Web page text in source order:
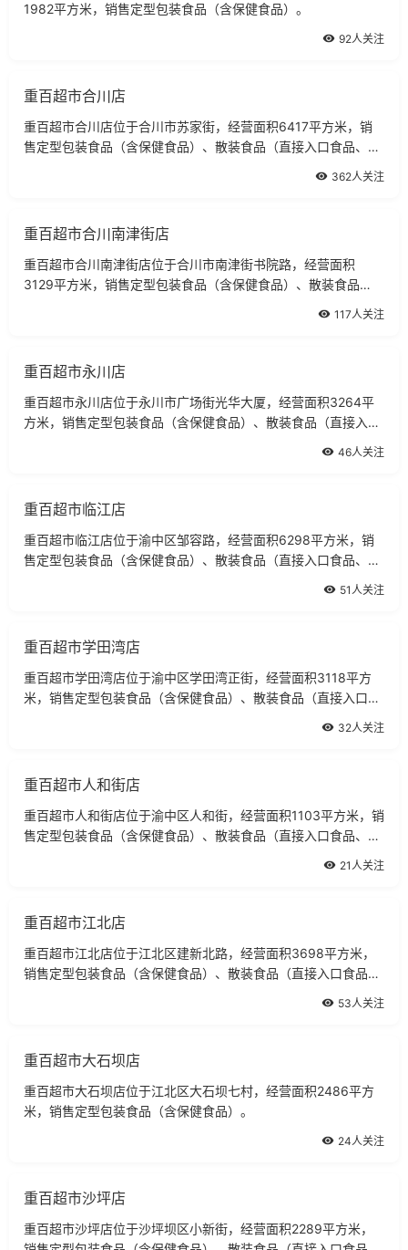
1982平方米，销售定型包装食品（含保健食品）。
92人关注
重百超市合川店
重百超市合川店位于合川市苏家街，经营面积6417平方米，销
售定型包装食品（含保健食品）、散装食品（直接入口食品、非
362人关注
重百超市合川南津街店
重百超市合川南津街店位于合川市南津街书院路，经营面积
3129平方米，销售定型包装食品（含保健食品）、散装食品
117人关注
重百超市永川店
重百超市永川店位于永川市广场街光华大厦，经营面积3264平
方米，销售定型包装食品（含保健食品）、散装食品（直接入口
46人关注
重百超市临江店
重百超市临江店位于渝中区邹容路，经营面积6298平方米，销
售定型包装食品（含保健食品）、散装食品（直接入口食品、非
51人关注
重百超市学田湾店
重百超市学田湾店位于渝中区学田湾正街，经营面积3118平方
米，销售定型包装食品（含保健食品）、散装食品（直接入口食
32人关注
重百超市人和街店
重百超市人和街店位于渝中区人和街，经营面积1103平方米，销
售定型包装食品（含保健食品）、散装食品（直接入口食品、非
21人关注
重百超市江北店
重百超市江北店位于江北区建新北路，经营面积3698平方米，
销售定型包装食品（含保健食品）、散装食品（直接入口食品、
53人关注
重百超市大石坝店
重百超市大石坝店位于江北区大石坝七村，经营面积2486平方
米，销售定型包装食品（含保健食品）。
24人关注
重百超市沙坪店
重百超市沙坪店位于沙坪坝区小新街，经营面积2289平方米，